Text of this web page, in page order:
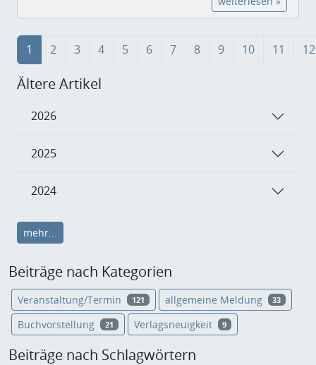
1 2 3 4 5 6 7 8 9 10 11 12
Ältere Artikel
2026
2025
2024
mehr...
Beiträge nach Kategorien
Veranstaltung/Termin 121 allgemeine Meldung 33
Buchvorstellung 21 Verlagsneuigkeit 9
Beiträge nach Schlagwörtern